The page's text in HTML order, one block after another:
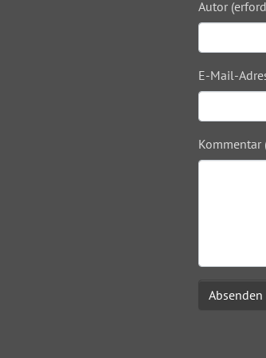
Autor
E-Mail-
Kommentar
Absenden